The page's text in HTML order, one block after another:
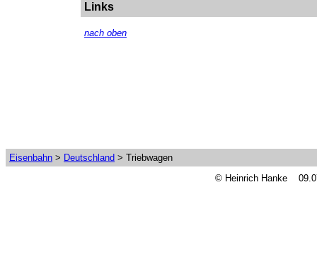
Links
nach oben
Eisenbahn > Deutschland > Triebwagen
© Heinrich Hanke